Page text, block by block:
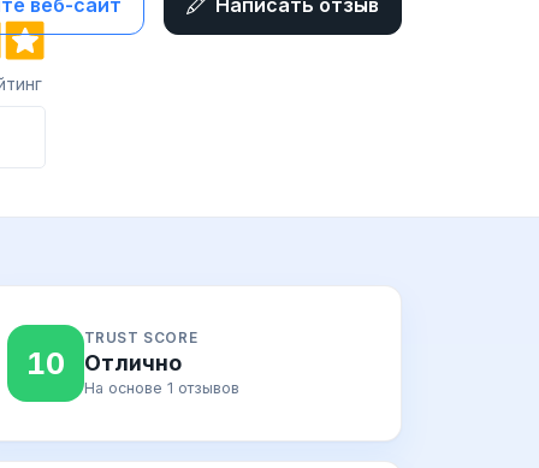
10
TRUST SCORE
Отлично
На основе 1 отзывов